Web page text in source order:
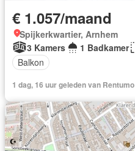
€ 1.057/maand
Spijkerkwartier, Arnhem
3 Kamers
1 Badkamer
Balkon
1 dag, 16 uur geleden van Rentumo